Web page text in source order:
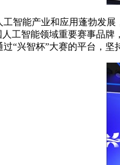
智能产业和应用蓬勃发
人工智能领域重要赛事品
“兴智杯”大赛的平台，